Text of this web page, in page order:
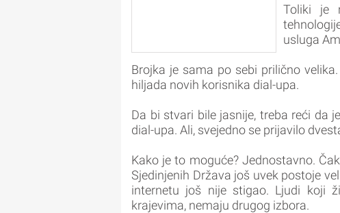
Toliki je
usluga
Brojka je sama po sebi prilično
hiljada novih korisnika dial-upa.
Da bi stvari bile jasnije, treba reći da
dial-upa. Ali, svejedno se prijavilo
Kako je to moguće? Jednostavno.
Sjedinjenih Država još uvek postoje
internetu još nije stigao. Ljudi koji
krajevima, nemaju drugog izbora.